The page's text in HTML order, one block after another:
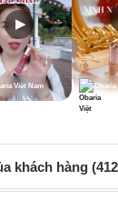
▶
Việt Nam Obaria
khách hàng